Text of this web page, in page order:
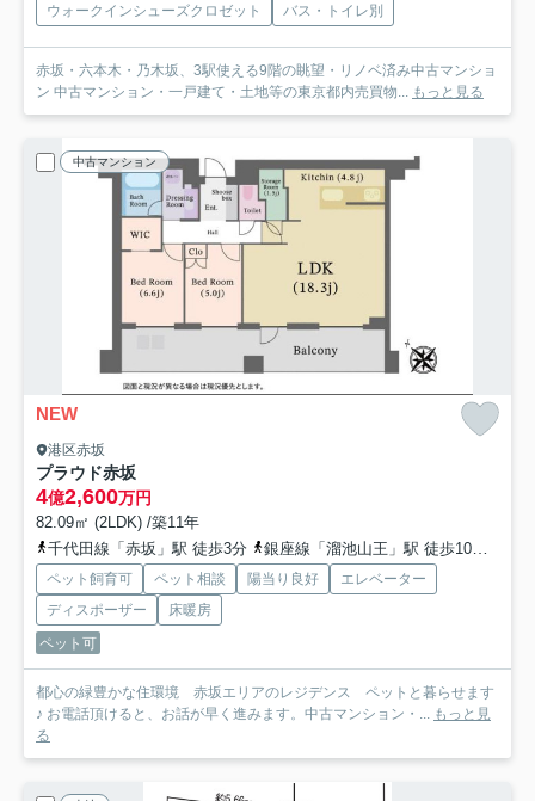
ウォークインシューズクロゼット
バス・トイレ別
赤坂・六本木・乃木坂、3駅使える9階の眺望・リノベ済み中古マンショ
ン 中古マンション・一戸建て・土地等の東京都内売買物...
もっと見る
中古マンション
NEW
港区赤坂
プラウド赤坂
4億2,600万円
82.09㎡ (2LDK) /築11年
千代田線「赤坂」駅 徒歩3分
銀座線「溜池山王」駅 徒歩10分
ペット飼育可 ペット相談 陽当り良好
エレベーター
ディスポーザー
床暖房
ペット可
都心の緑豊かな住環境 赤坂エリアのレジデンス ペットと暮らせます
♪ お電話頂けると、お話が早く進みます。中古マンション・... もっと見
る